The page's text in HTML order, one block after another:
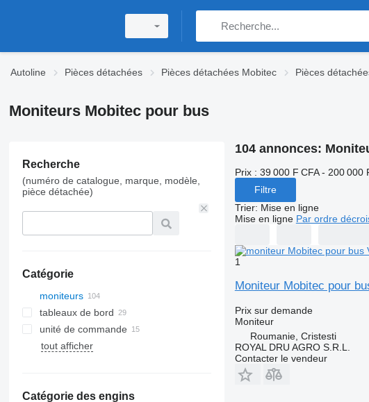
Autoline Pièces détachées Pièces détachées Mobitec Pièces
Moniteurs Mobitec pour bus
Recherche
(numéro de catalogue, marque, modèle,
pièce détachée)
Catégorie
moniteurs
tableaux de bord
unité de commande
tout afficher
Catégorie des engins
104 annonces:
Prix : 39 000 F CFA - 200 000
Filtre
Trier: Mise en ligne
Mise en ligne Par ordre
1
Moniteur Mobitec pour
Prix sur demande
Moniteur
Roumanie, Cristesti
ROYAL DRU AGRO S.R.L.
Contacter le vendeur